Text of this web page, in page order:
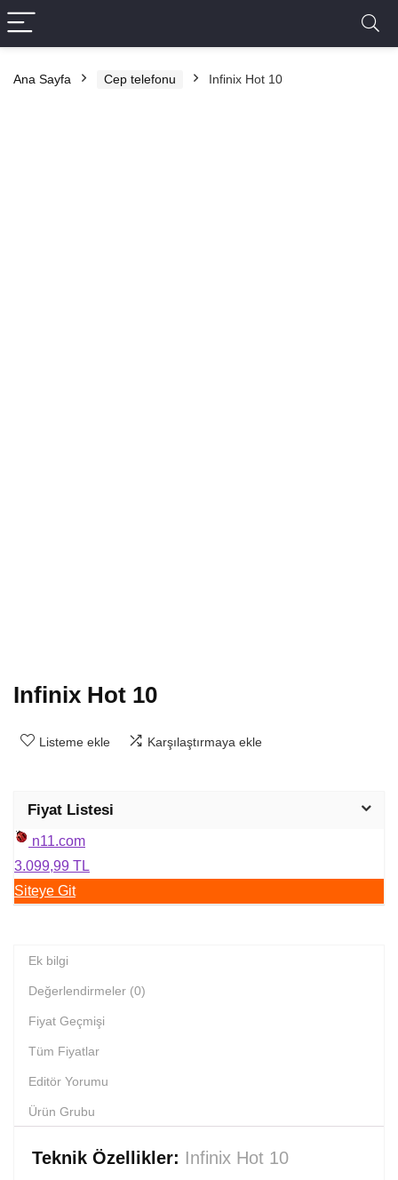
Ana Sayfa Cep telefonu Infinix Hot 10
Infinix Hot 10
Listeme ekle Karşılaştırmaya ekle
Fiyat Listesi
n11.com
3.099,99 TL
Siteye Git
Ek bilgi
Değerlendirmeler (0)
Fiyat Geçmişi
Tüm Fiyatlar
Editör Yorumu
Ürün Grubu
Teknik Özellikler: Infinix Hot 10